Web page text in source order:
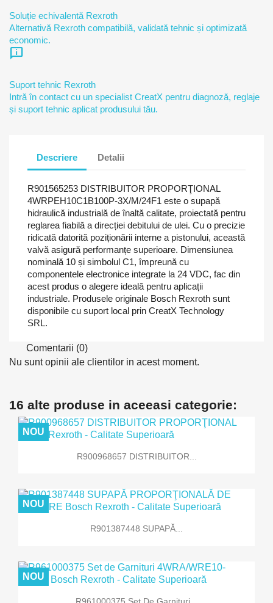
Soluție echivalentă Rexroth
Alternativă Rexroth compatibilă, validată tehnic și optimizată
economic.
chat_info
Suport tehnic Rexroth
Intră în contact cu un specialist CreatX pentru diagnoză, reglaje
și suport tehnic aplicat produsului tău.
Descriere Detalii
R901565253 DISTRIBUITOR PROPORŢIONAL
4WRPEH10C1B100P-3X/M/24F1 este o supapă
hidraulică industrială de înaltă calitate, proiectată pentru
reglarea fiabilă a direcției debitului de ulei. Cu o precizie
ridicată datorită poziționării interne a pistonului, această
valvă asigură performanțe superioare. Dimensiunea
nominală 10 și simbolul C1, împreună cu
componentele electronice integrate la 24 VDC, fac din
acest produs o alegere ideală pentru aplicații
industriale. Produsele originale Bosch Rexroth sunt
disponibile cu suport local prin CreatX Technology
SRL.
Comentarii (0)
Nu sunt opinii ale clientilor in acest moment.
16 alte produse in aceeasi categorie:
R900968657 DISTRIBUITOR...
NOU
R901387448 SUPAPĂ...
NOU
R961000375 Set De Garnituri...
NOU